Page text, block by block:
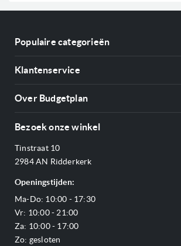
Populaire categorieën
Kookplaten
Afzuigkappen
Ovens
Stoomovens
Magnetrons
Vaatwassers
Complete keukens
Outlet
Klantenservice
Betalen
Veelgestelde vragen
Service & garantie
Sitemap
Over Budgetplan
Adres & Route
Reviews Budgetplan
Blog
Bezoek onze winkel
Tinstraat 10
2984 AN Ridderkerk
Openingstijden:
Ma-Do: 10:00 - 17:30
Vr: 10:00 - 21:00
Za: 10:00 - 17:00
Zo: gesloten